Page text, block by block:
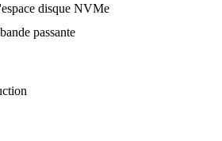
disque NVMe
passante